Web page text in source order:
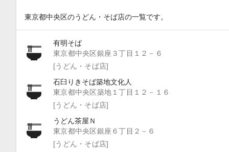
東京都中央区のうどん・そば店の一覧です。
有明そば
東京都中央区銀座３丁目１２－６
[うどん・そば店]
石臼りきそば築地文化人
東京都中央区築地１丁目１２－１６
[うどん・そば店]
うどん茶屋Ｎ
東京都中央区銀座６丁目２－６
[うどん・そば店]